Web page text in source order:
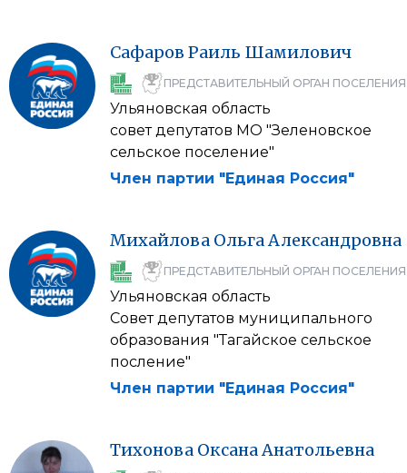
Сафаров Раиль Шамилович
ПРЕДСТАВИТЕЛЬНЫЙ ОРГАН ПОСЕЛЕНИЯ
Ульяновская область
совет депутатов МО "Зеленовское
сельское поселение"
Член партии "Единая Россия"
Михайлова ОльгаАлександровна
ПРЕДСТАВИТЕЛЬНЫЙ ОРГАН ПОСЕЛЕНИЯ
Ульяновская область
Совет депутатов муниципального
образования "Тагайское сельское
посление"
Член партии "Единая Россия"
Тихонова ОксанаАнатольевна